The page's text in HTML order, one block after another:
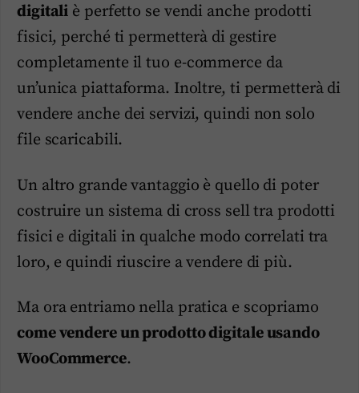
digitali è perfetto se vendi anche prodotti
fisici, perché ti permetterà di gestire
completamente il tuo e-commerce da
un’unica piattaforma. Inoltre, ti permetterà di
vendere anche dei servizi, quindi non solo
file scaricabili.­
Un altro grande vantaggio è quello di poter
costruire un sistema di cross sell tra prodotti
fisici e digitali in qualche modo correlati tra
loro, e quindi riuscire a vendere di più.
Ma ora entriamo nella pratica e scopriamo
come vendere un prodotto digitale usando
WooCommerce.